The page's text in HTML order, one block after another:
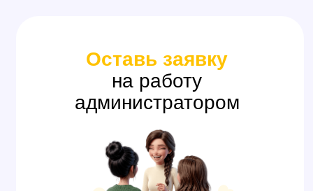
потенциальных моделей
на сайтах знакомств, созданием
объявлений с приглашением
девушек работать в студии.
Обязательны сильные
На этой вакансии оплата
за результат — количество
привлеченных в студию моделей
(от 20 000 руб за модель).
Работа в свободном графике,